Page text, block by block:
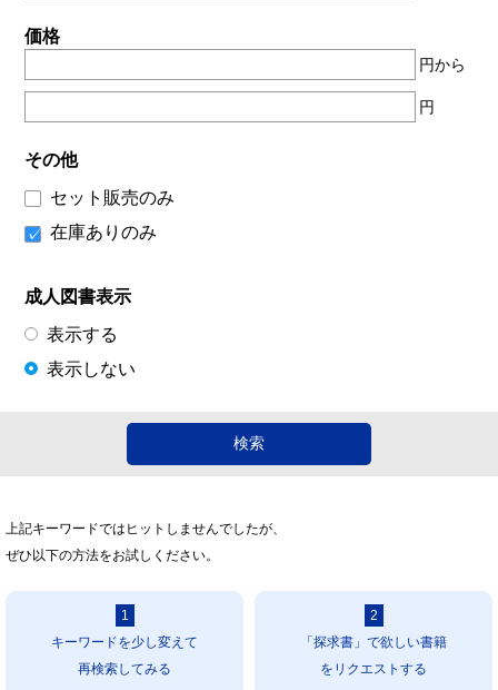
価格
円から
円
その他
セット販売のみ
在庫ありのみ
成人図書表示
表示する
表示しない
上記キーワードではヒットしませんでしたが、
ぜひ以下の方法をお試しください。
1
キーワードを少し変えて
再検索してみる
2
「探求書」で欲しい書籍
をリクエストする